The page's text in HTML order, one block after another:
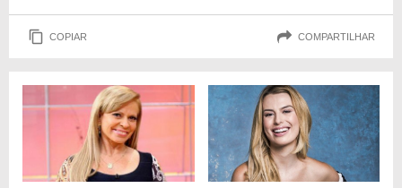
COPIAR COMPARTILHAR